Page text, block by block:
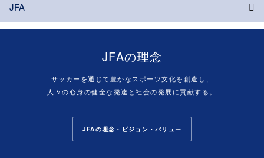
JFA
JFAの理念
サッカーを通じて豊かなスポーツ文化を創造し、
人々の心身の健全な発達と社会の発展に貢献する。
JFAの理念・ビジョン・バリュー